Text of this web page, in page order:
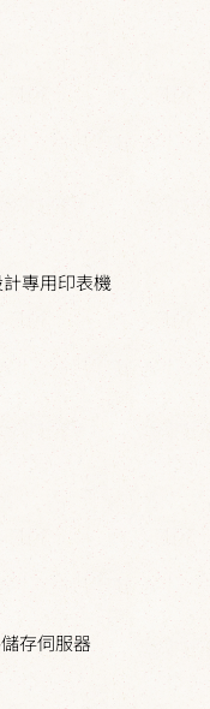
計專用印表機
存伺服器